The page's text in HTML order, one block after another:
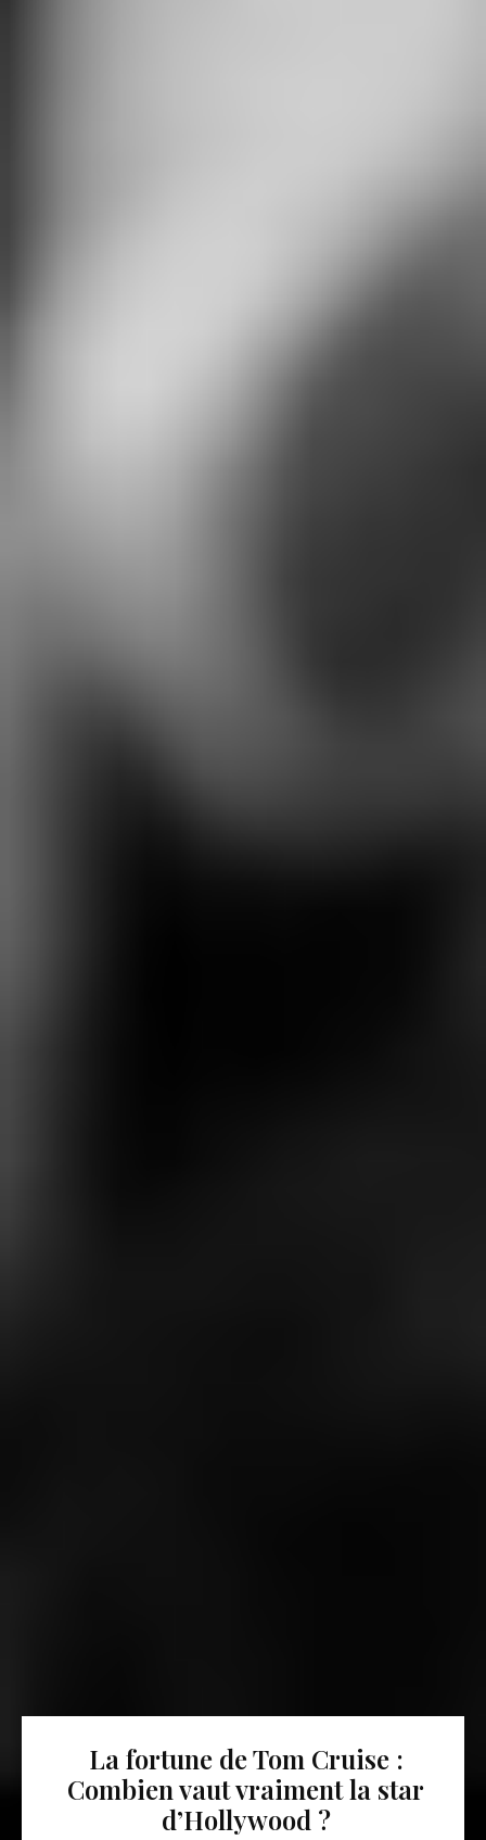
La fortune de Tom Cruise :
Combien vaut vraiment la star
d’Hollywood ?